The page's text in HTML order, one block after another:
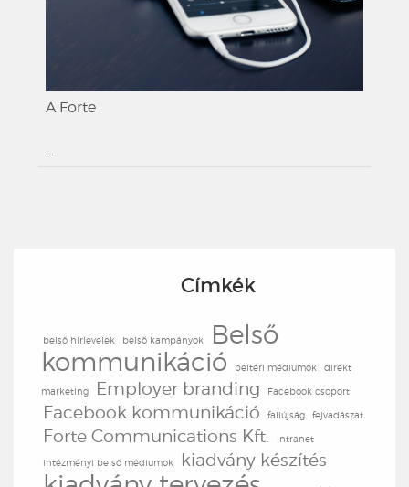
A Forte
Címkék
belső hírlevelek belső kampányok
Belső
kommunikáció
beltéri médiumok direkt
marketing Employer branding Facebook csoport
Facebook kommunikáció faliújság fejvadászat
Forte Communications Kft. intranet
intézményi belső médiumok kiadvány készítés